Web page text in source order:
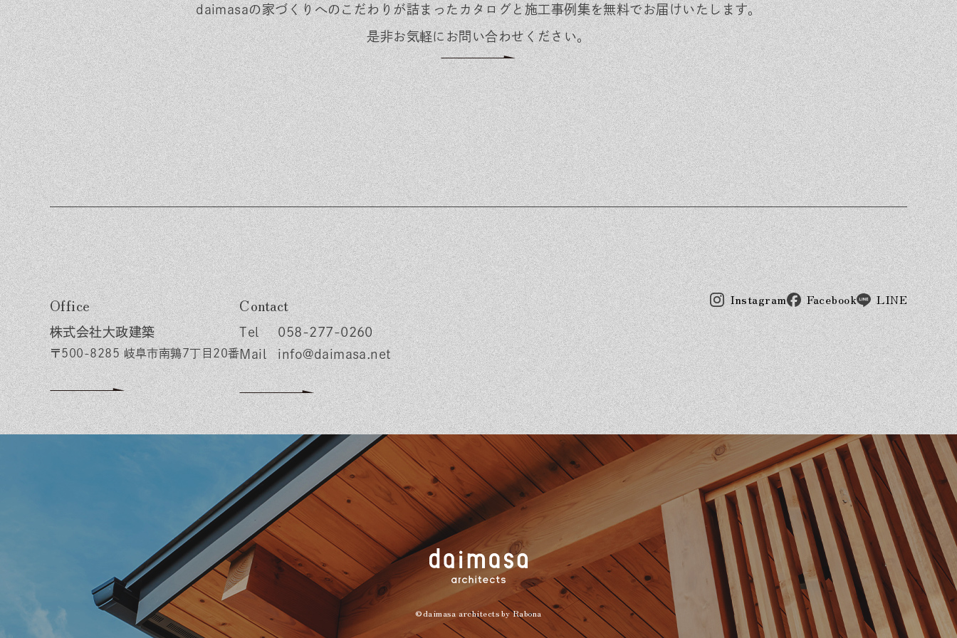
daimasaの家づくりへのこだわりが詰まったカタログと施工事例集を無料でお届けいたします。
是非お気軽にお問い合わせください。
Office
株式会社大政建築
〒500-8285 岐阜市南鶉7丁目20番
Contact
058-277-0260
info@daimasa.net
Instagram Facebook LINE
©daimasa architects byRabona